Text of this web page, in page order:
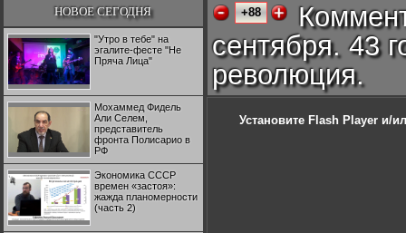
НОВОЕ СЕГОДНЯ
"Утро в тебе" на
эгалите-фесте "Не
Пряча Лица"
Мохаммед Фидель
Али Селем,
представитель
фронта Полисарио в
РФ
Экономика СССР
времен «застоя»:
жажда планомерности
(часть 2)
+88
сентября. 43
революция.
Установите Flash Player и/